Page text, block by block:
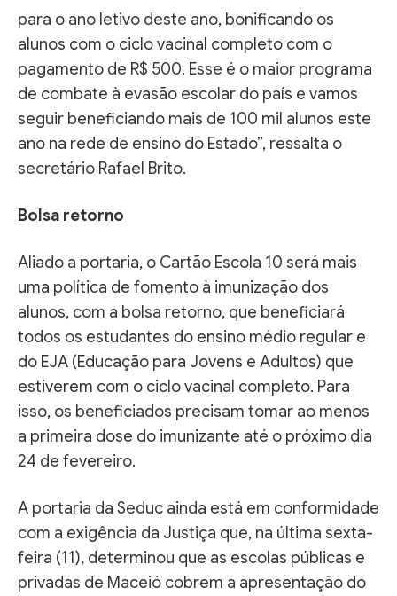
para o ano letivo deste ano, bonificando os
alunos com o ciclo vacinal completo com o
pagamento de R$ 500. Esse é o maior programa
de combate à evasão escolar do país e vamos
seguir beneficiando mais de 100 mil alunos este
ano na rede de ensino do Estado”, ressalta o
secretário Rafael Brito.
Bolsa retorno
Aliado a portaria, o Cartão Escola 10 será mais
uma política de fomento à imunização dos
alunos, com a bolsa retorno, que beneficiará
todos os estudantes do ensino médio regular e
do EJA (Educação para Jovens e Adultos) que
estiverem com o ciclo vacinal completo. Para
isso, os beneficiados precisam tomar ao menos
a primeira dose do imunizante até o próximo dia
24 de fevereiro.
A portaria da Seduc ainda está em conformidade
com a exigência da Justiça que, na última sexta-
feira (11), determinou que as escolas públicas e
privadas de Maceió cobrem a apresentação do